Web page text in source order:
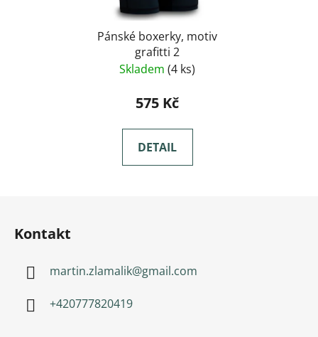
Pánské boxerky, motiv
grafitti 2
Skladem (4 ks)
575 Kč
DETAIL
Kontakt
martin.zlamalik@gmail.com
+420777820419